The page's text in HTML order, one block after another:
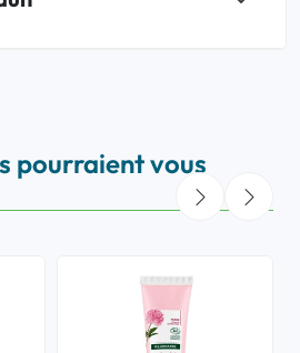
pourraient vous